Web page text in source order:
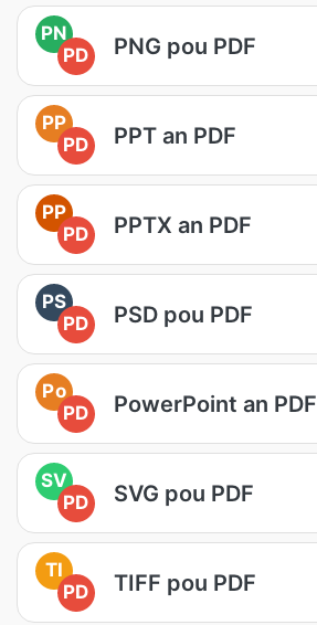
PN
PD
PNG pou PDF
PP
PD
PPT an PDF
PP
PD
PPTX an PDF
PS
PD
PSD pou PDF
Po
PD
PowerPoint an PDF
SV
PD
SVG pou PDF
TI
PD
TIFF pou PDF